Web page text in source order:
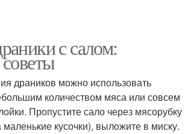
с салом:
драников можно использовать
количеством мяса или совсем
Пропустите сало через мясорубку
кусочки), выложите в миску.